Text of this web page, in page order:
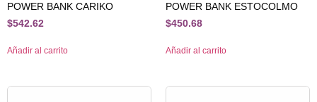
POWER BANK CARIKO
$542.62
Añadir al carrito
POWER BANK ESTOCOLMO
$450.68
Añadir al carrito